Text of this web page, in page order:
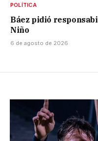
POLÍTICA
Báez pidió
Niño
6 de agosto de 2026